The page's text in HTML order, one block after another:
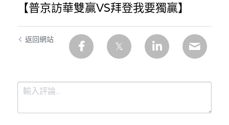
【普京訪華雙贏VS拜登我要獨贏】
返回網站